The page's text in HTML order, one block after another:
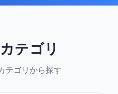
テゴリ
テゴリから探す